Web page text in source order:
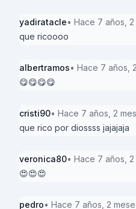
yadiratacle• Hace 7 años, 2
que ricoooo
albertramos• Hace 7 años,
😋😋😋😋
cristi90• Hace 7 años, 2
que rico por diossss jajajaja
veronica80• Hace 7 años, 2
😍😍😍
pedro• Hace 7 años, 2